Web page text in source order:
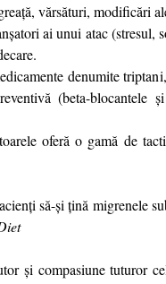
vărsături, modificări
ai unui atac
denumite
(beta-blocantele
oferă o gamă de
să-și țină migrenele
și compasiune tuturor